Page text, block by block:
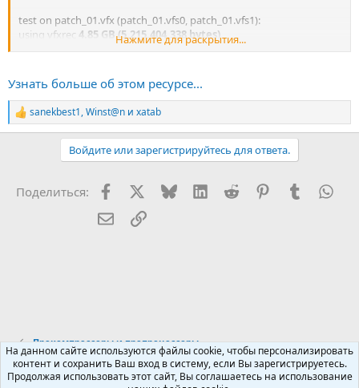
test on patch_01.vfx (patch_01.vfs0, patch_01.vfs1):
using vfxrec 4.85 GB (5,215,404,338 bytes)
using metro-vfx-unpacker5.29 GB (5,690,004,897 bytes)
That's all I can do for now
Extracted 3 files, 5,215,404,078 =>...
Нажмите для раскрытия...
Узнать больше об этом ресурсе...
Р
е
и
sanekbest1,Winst@n и xatab
Войдите или зарегистрируйтесь для ответа.
Поделиться: FacebookX (Twitter)
BlueskyLinkedInReddit PinterestTumblr
Электронная почта
Ссылка
Прекомпрессоры и препроцессоры
Russian (RU)
На данном сайте используются файлы cookie, чтобы персонализировать
контент и сохранить Ваш вход в систему, если Вы зарегистрируетесь.
Продолжая использовать этот сайт, Вы соглашаетесь на использование